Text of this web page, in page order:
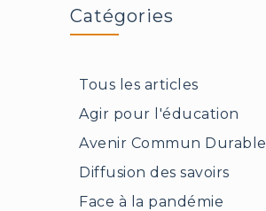
»
Catégories
Tous les articles
Agir pour l'éducation
Avenir Commun Durable
Diffusion des savoirs
Face à la pandémie